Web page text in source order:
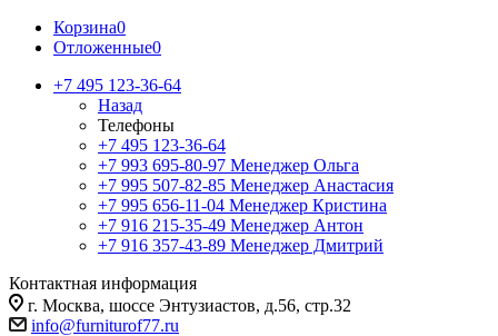
Корзина0
Отложенные0
+7 495 123-36-64
Назад
Телефоны
+7 495 123-36-64
+7 993 695-80-97 Менеджер Ольга
+7 995 507-82-85 Менеджер Анастасия
+7 995 656-11-04 Менеджер Кристина
+7 916 215-35-49 Менеджер Антон
+7 916 357-43-89 Менеджер Дмитрий
Контактная информация
г. Москва, шоссе Энтузиастов, д.56, стр.32
info@furniturof77.ru